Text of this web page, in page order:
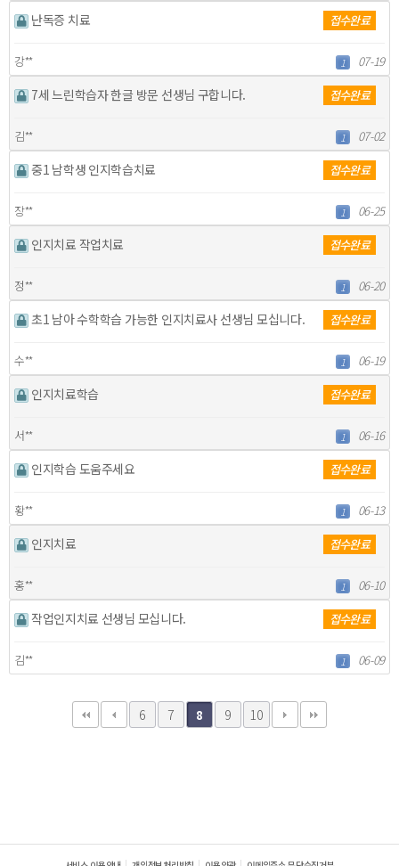
난독증 치료 접수완료
강** 1 07-19
7세 느린학습자 한글 방문 선생님 구합니다. 접수완료
김** 1 07-02
중1 남학생 인지학습치료 접수완료
장** 1 06-25
인지치료 작업치료 접수완료
정** 1 06-20
초1 남아 수학학습 가능한 인지치료사 선생님 모십니다. 접수완료
수** 1 06-19
인지치료학습 접수완료
서** 1 06-16
인지학습 도움주세요 접수완료
황** 1 06-13
인지치료 접수완료
홍** 1 06-10
작업인지치료 선생님 모십니다. 접수완료
김** 1 06-09
6 7 8 9 10